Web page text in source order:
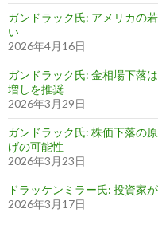
ガンドラック氏: アメリカの
い
2026年4月16日
ガンドラック氏: 金相場下落
増しを推奨
2026年3月29日
ガンドラック氏: 株価下落の
げの可能性
2026年3月23日
ドラッケンミラー氏: 投資家
2026年3月17日